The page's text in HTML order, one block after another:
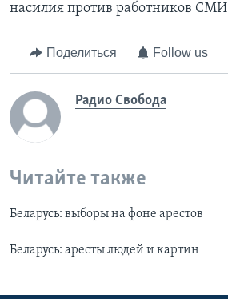
насилия против работников СМИ
Поделиться Follow us
Радио Свобода
Читайте также
Беларусь: выборы на фоне арестов
Беларусь: аресты людей и картин